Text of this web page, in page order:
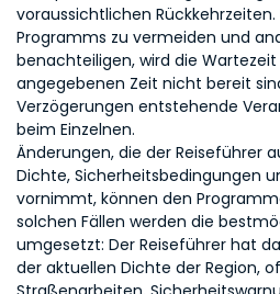
voraussichtlichen
Programms zu vermeiden und
benachteiligen, wird die
angegebenen Zeit nicht bereit
Verzögerungen entstehende
beim Einzelnen.
Änderungen, die der Reiseführer
Dichte, Sicherheitsbedingungen
vornimmt, können den
solchen Fällen werden die
umgesetzt: Der Reiseführer hat
der aktuellen Dichte der Region,